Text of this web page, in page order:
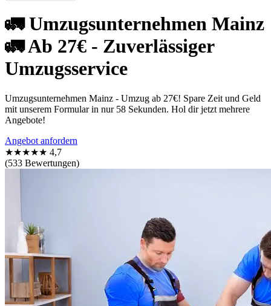
🚛 Umzugsunternehmen Mainz
🚛 Ab 27€ - Zuverlässiger
Umzugsservice
Umzugsunternehmen Mainz - Umzug ab 27€! Spare Zeit und Geld
mit unserem Formular in nur 58 Sekunden. Hol dir jetzt mehrere
Angebote!
Angebot anfordern
★★★★★ 4,7
(533 Bewertungen)